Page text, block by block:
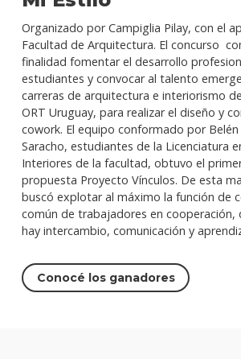
Organizado por Campiglia Pilay, con el
Facultad de Arquitectura. El concurso
finalidad fomentar el desarrollo
estudiantes y convocar al talento
carreras de arquitectura e interiorismo
ORT Uruguay, para realizar el diseño y
cowork. El equipo conformado por Belén
Saracho, estudiantes de la Licenciatura
Interiores de la facultad, obtuvo el
propuesta Proyecto Vínculos. De esta
buscó explotar al máximo la función de
común de trabajadores en cooperación,
hay intercambio, comunicación y
Conocé los ganadores